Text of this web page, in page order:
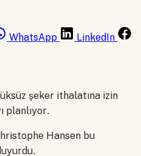
WhatsApp
LinkedIn
şeker ithalatına izin
planlıyor.
Hansen bu